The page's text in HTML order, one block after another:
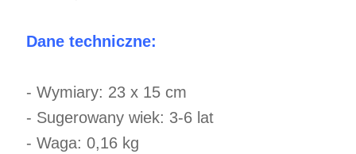
Dane techniczne:
- Wymiary: 23 x 15 cm
- Sugerowany wiek: 3-6 lat
- Waga: 0,16 kg